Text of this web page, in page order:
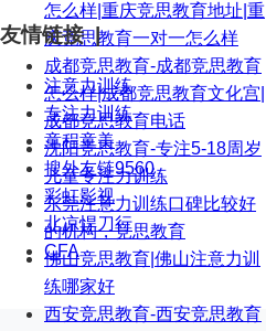
怎么样|重庆竞思教育地址|重
庆竞思教育一对一怎么样
成都竞思教育-成都竞思教育
怎么样|成都竞思教育文化宫|
成都竞思教育电话
沈阳竞思教育-专注5-18周岁
儿童专注力训练
东莞注意力训练口碑比较好
的机构，竞思教育
佛山竞思教育|佛山注意力训
练哪家好
西安竞思教育-西安竞思教育
友情链接 |
注意力训练
专注力训练
童程童美
搜外友链9560
彩虹影视
北凉悍刀行
CFA